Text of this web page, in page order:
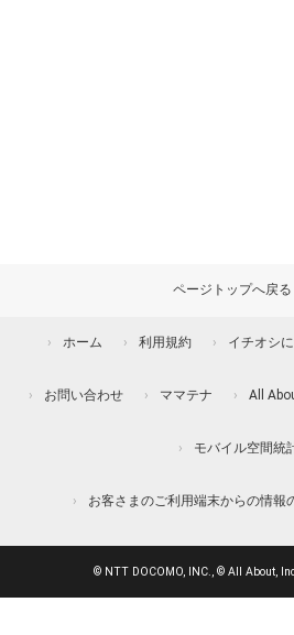
ページトップへ戻る
ホーム 利用規約 イチオシ
お問い合わせ ママテナ All
モバイル空間統
お客さまのご利用端末からの情報
© NTT DOCOMO, INC., © All About,